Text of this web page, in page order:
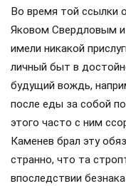
Во время той ссылки
Яковом Свердловым
имели никакой
личный быт в
будущий вождь,
после еды за собой
этого часто с ним
Каменев брал эту
странно, что та
впоследствии